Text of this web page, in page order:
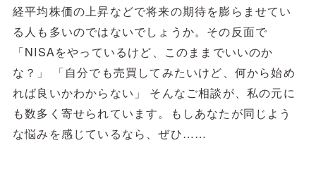
経平均株価の上昇などで将来の期待を膨らませてい
る人も多いのではないでしょうか。その反面で
「NISAをやっているけど、このままでいいのか
な？」 「自分でも売買してみたいけど、何から始め
れば良いかわからない」 そんなご相談が、私の元に
も数多く寄せられています。もしあなたが同じよう
な悩みを感じているなら、ぜひ……